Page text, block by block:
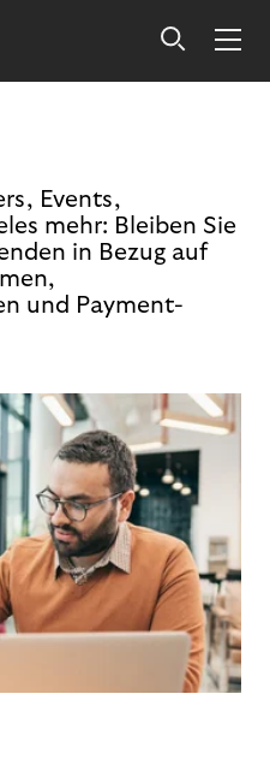
Events,
mehr: Bleiben Sie
in Bezug auf
und Payment-